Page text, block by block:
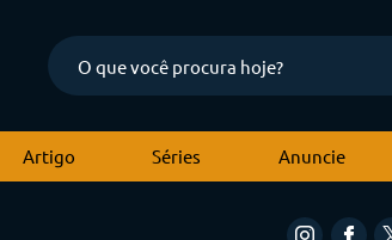
Artigo Séries Anuncie